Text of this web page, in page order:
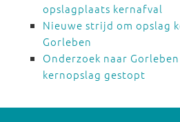
opslagplaats kernafval
Nieuwe strijd om opslag
Gorleben
Onderzoek naar
kernopslag gestopt